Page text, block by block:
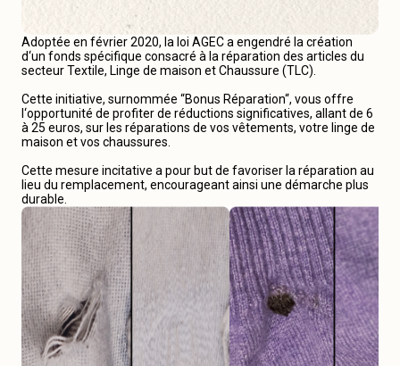
Adoptée en février 2020, la loi AGEC a engendré la création
d‘un fonds spécifique consacré à la réparation des articles du
secteur Textile, Linge de maison et Chaussure (TLC).
Cette initiative, surnommée “Bonus Réparation“, vous offre
l‘opportunité de profiter de réductions significatives, allant de 6
à 25 euros, sur les réparations de vos vêtements, votre linge de
maison et vos chaussures.
Cette mesure incitative a pour but de favoriser la réparation au
lieu du remplacement, encourageant ainsi une démarche plus
durable.